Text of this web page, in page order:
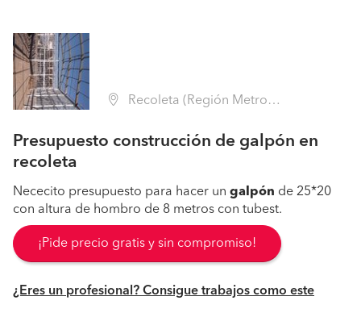
Recoleta (Región Metropolitana - Santiago)
Presupuesto construcción de galpón en
recoleta
Nececito presupuesto para hacer un galpón de 25*20
con altura de hombro de 8 metros con tubest.
¡Pide precio gratis y sin compromiso!
¿Eres un profesional? Consigue trabajos como este